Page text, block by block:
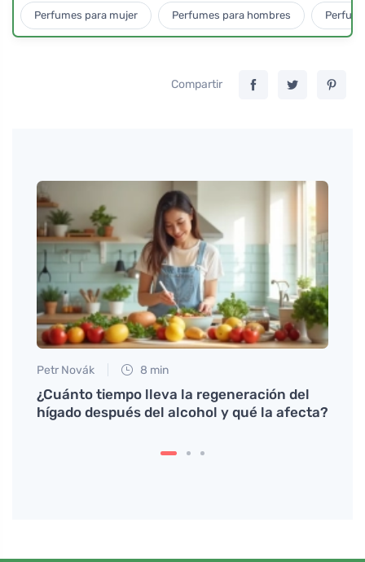
Perfumes para mujer Perfumes para hombres
Compartir
Petr Novák 8 min
¿Cuánto tiempo lleva la regeneración del
hígado después del alcohol y qué la afecta?